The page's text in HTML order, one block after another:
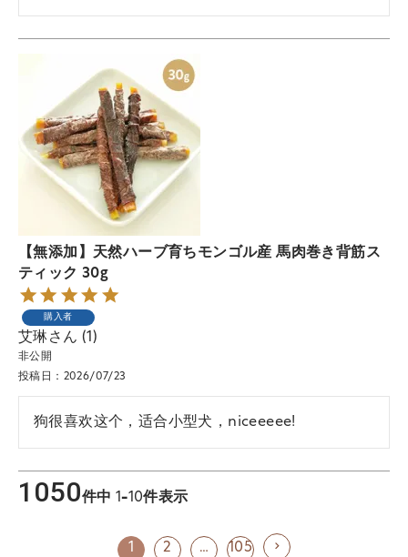
【無添加】天然ハーブ育ちモンゴル産 馬肉巻き背筋ス
ティック 30g
購入者
艾琳 1
非公開
投稿日
2026/07/23
狗很喜欢这个，适合小型犬，niceeeee!
1050件中 1-10件表示
1 2 … 105